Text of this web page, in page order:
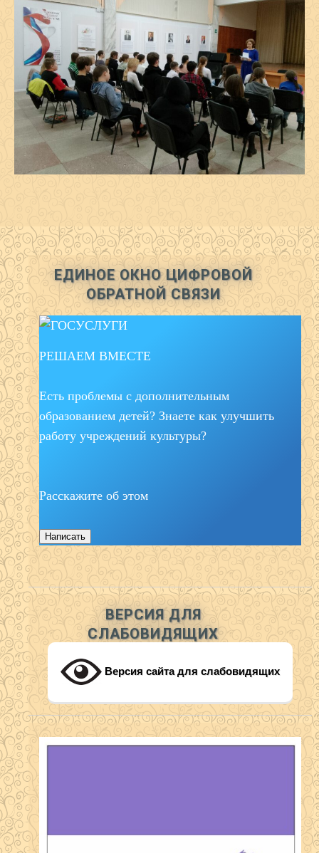
ЕДИНОЕ ОКНО ЦИФРОВОЙ
ОБРАТНОЙ СВЯЗИ
РЕШАЕМ ВМЕСТЕ
Есть проблемы с дополнительным
образованием детей? Знаете как улучшить
работу учреждений культуры?
Расскажите об этом
Написать
ВЕРСИЯ ДЛЯ
СЛАБОВИДЯЩИХ
Версия сайта для слабовидящих